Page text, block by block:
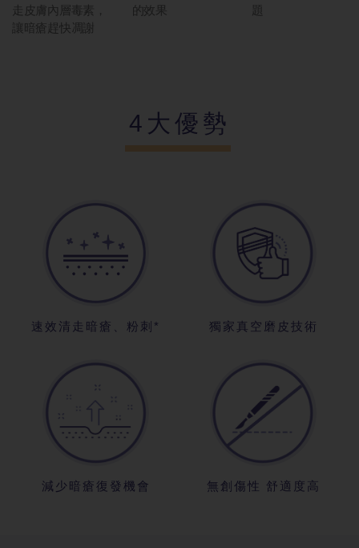
走皮膚內層毒素，
讓暗瘡趕快凋謝
的效果
題
4大優勢
速效清走暗瘡、粉刺* 獨家真空磨皮技術
減少暗瘡復發機會 無創傷性 舒適度高